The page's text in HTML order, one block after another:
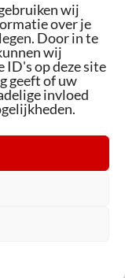
wij
over je
Door in te
wij
ID's op deze site
geeft of uw
invloed
we u graag
en e-bikes